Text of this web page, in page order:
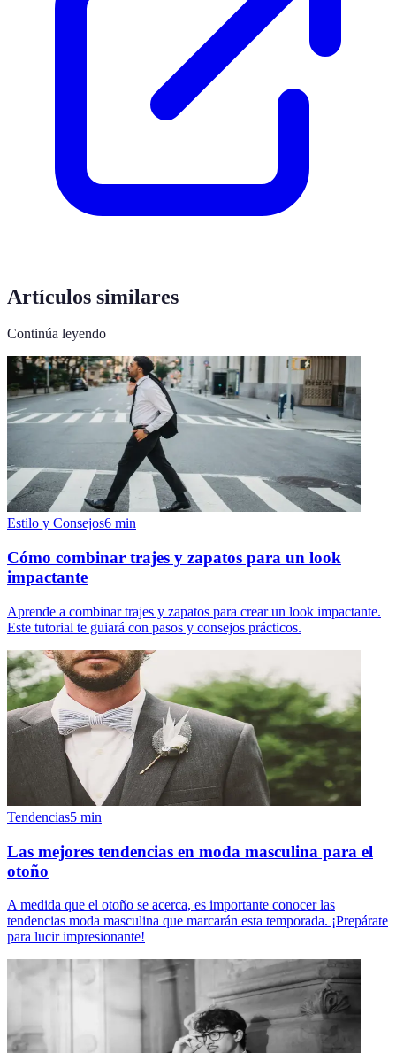
Artículos similares
Continúa leyendo
Estilo y Consejos6 min
Cómo combinar trajes y zapatos para un look
impactante
Aprende a combinar trajes y zapatos para crear un look impactante.
Este tutorial te guiará con pasos y consejos prácticos.
Tendencias5 min
Las mejores tendencias en moda masculina para el
otoño
A medida que el otoño se acerca, es importante conocer las
tendencias moda masculina que marcarán esta temporada. ¡Prepárate
para lucir impresionante!